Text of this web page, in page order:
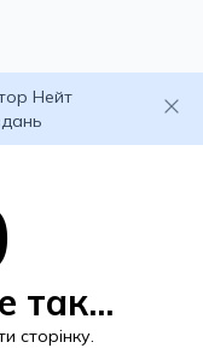
Нейт
так...
сторінку.